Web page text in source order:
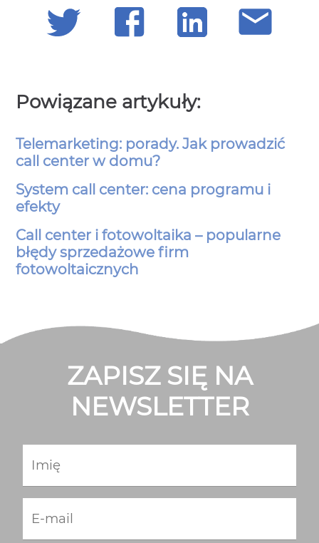
Powiązane artykuły:
Telemarketing: porady. Jak prowadzić
call center w domu?
System call center: cena programu i
efekty
Call center i fotowoltaika – popularne
błędy sprzedażowe firm
fotowoltaicznych
ZAPISZ SIĘ NA
NEWSLETTER
Imię
E-mail